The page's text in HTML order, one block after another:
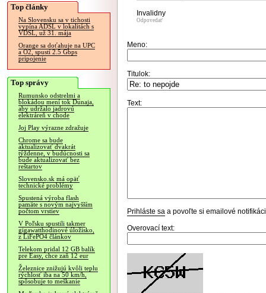
Top články
Na Slovensku sa v tichosti
vypína ADSL v lokalitách s
VDSL, už 31. mája
Orange sa doťahuje na UPC
a O2, spustí 2.5 Gbps
pripojenie
Top správy
Rumunsko odstrelmi a
blokádou mení tok Dunaja,
aby udržalo jadrovú
elektráreň v chode
Joj Play výrazne zdražuje
Chrome sa bude
aktualizovať dvakrát
týždenne, v budúcnosti sa
bude aktualizovať bez
reštartov
Slovensko.sk má opäť
technické problémy
Spustená výroba flash
pamäte s novým najvyšším
počtom vrstiev
V Poľsku spustili takmer
gigawatthodinové úložisko,
z LiFePO4 článkov
Telekom pridal 12 GB balík
pre Easy, chce zaň 12 eur
Železnice znižujú kvôli teplu
rýchlosť iba na 50 km/h,
spôsobuje to meškanie
Invalidny
Odpovedať
Meno:
Titulok:
Text:
Prihláste sa a povoľte si emailové
Overovací text: